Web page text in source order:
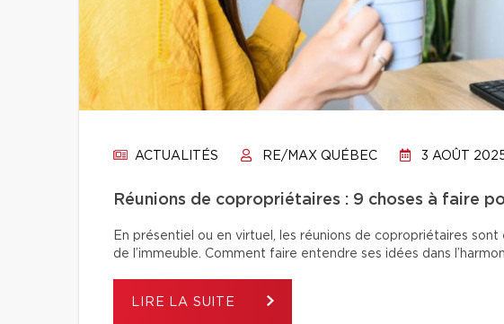
ACTUALITÉS RE/MAX QUÉBEC 3 AOÛT
Réunions de copropriétaires : 9 choses à faire
En présentiel ou en virtuel, les réunions de copropriétaires
de l’immeuble. Comment faire entendre ses idées dans
LIRE LA SUITE